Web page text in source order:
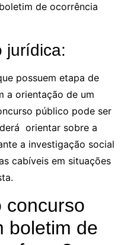
de ocorrência
jurídica:
possuem etapa de
a orientação de um
público pode ser
orientar sobre a
a investigação social
cabíveis em situações
concurso
boletim de